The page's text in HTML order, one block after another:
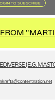
TO SUBSCRIBE
(E.G.